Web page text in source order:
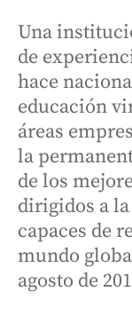
Una
de
hace
educación
áreas
la
de los
dirigidos a
capaces de
mundo
agosto de